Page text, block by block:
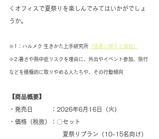
くオフィスで夏祭りを楽しんでみてはいかがでしょ
うか。
※1：ハルメク 生きかた上手研究所 「猛暑に関する調査」
※2:暑さや熱中症リスクを理由に、外出やイベント参加、旅行
などを積極的に取りやめる人たちや、その行動傾向
【商品概要】
・発売日　　　：2026年6月16日（火）
・価格（税抜）：〇セット
夏祭りプラン（10-15名向け）